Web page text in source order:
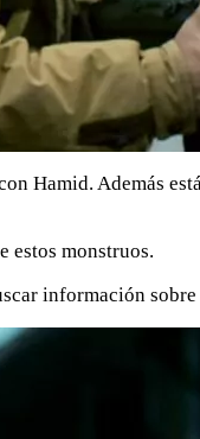
Hamid. Además
estos monstruos.
información